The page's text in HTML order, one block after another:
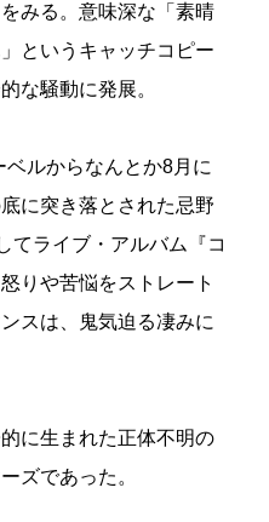
みる。意味深な「素晴
というキャッチコピー
な騒動に発展。
ベルからなんとか8月に
に突き落とされた忌野
てライブ・アルバム『コ
りや苦悩をストレート
スは、鬼気迫る凄みに
に生まれた正体不明の
ズであった。